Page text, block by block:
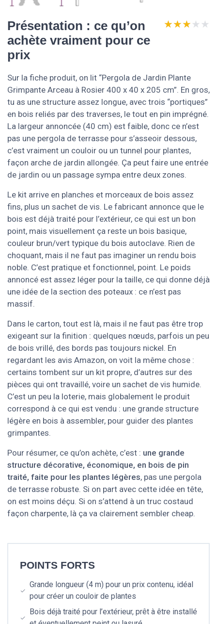
Présentation : ce qu’on
achète vraiment pour ce
prix
★★★★★
★★★★★
Sur la fiche produit, on lit “Pergola de Jardin Plante
Grimpante Arceau à Rosier 400 x 40 x 205 cm”. En gros,
tu as une structure assez longue, avec trois “portiques”
en bois reliés par des traverses, le tout en pin imprégné.
La largeur annoncée (40 cm) est faible, donc ce n’est
pas une pergola de terrasse pour s’asseoir dessous,
c’est vraiment un couloir ou un tunnel pour plantes,
façon arche de jardin allongée. Ça peut faire une entrée
de jardin ou un passage sympa entre deux zones.
Le kit arrive en planches et morceaux de bois assez
fins, plus un sachet de vis. Le fabricant annonce que le
bois est déjà traité pour l’extérieur, ce qui est un bon
point, mais visuellement ça reste un bois basique,
couleur brun/vert typique du bois autoclave. Rien de
choquant, mais il ne faut pas imaginer un rendu bois
noble. C’est pratique et fonctionnel, point. Le poids
annoncé est assez léger pour la taille, ce qui donne déjà
une idée de la section des poteaux : ce n’est pas
massif.
Dans le carton, tout est là, mais il ne faut pas être trop
exigeant sur la finition : quelques nœuds, parfois un peu
de bois vrillé, des bords pas toujours nickel. En
regardant les avis Amazon, on voit la même chose :
certains tombent sur un kit propre, d’autres sur des
pièces qui ont travaillé, voire un sachet de vis humide.
C’est un peu la loterie, mais globalement le produit
correspond à ce qui est vendu : une grande structure
légère en bois à assembler, pour guider des plantes
grimpantes.
Pour résumer, ce qu’on achète, c’est : une grande
structure décorative, économique, en bois de pin
traité, faite pour les plantes légères, pas une pergola
de terrasse robuste. Si on part avec cette idée en tête,
on est moins déçu. Si on s’attend à un truc costaud
façon charpente, là ça va clairement sembler cheap.
POINTS FORTS
Grande longueur (4 m) pour un prix contenu, idéal
pour créer un couloir de plantes
Bois déjà traité pour l’extérieur, prêt à être installé